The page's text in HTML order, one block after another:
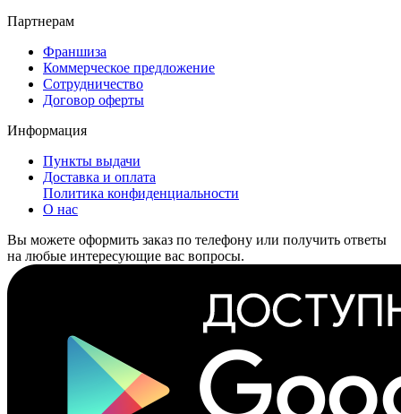
Партнерам
Франшиза
Коммерческое предложение
Сотрудничество
Договор оферты
Информация
Пункты выдачи
Доставка и оплата
Политика конфиденциальности
О нас
Вы можете оформить заказ по телефону или получить ответы
на любые интересующие вас вопросы.